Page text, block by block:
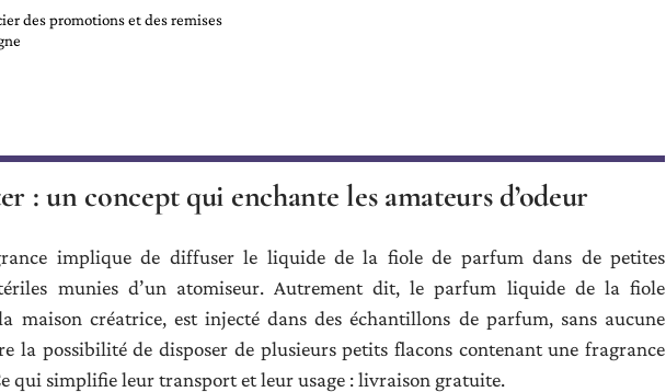
des promotions et des remises
: un concept qui enchante les amateurs d’odeur
implique de diffuser le liquide de la fiole de parfum dans de petites
munies d’un atomiseur. Autrement dit, le parfum liquide de la fiole
maison créatrice, est injecté dans des échantillons de parfum, sans aucune
la possibilité de disposer de plusieurs petits flacons contenant une fragrance
qui simplifie leur transport et leur usage : livraison gratuite.